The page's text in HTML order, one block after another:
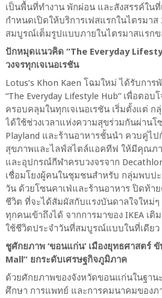
เป็นพื้นที่ทำงาน พักผ่อน และสังสรรค์ในที่
กำหนดเปิดให้บริการเฟสแรกในไตรมาส
สมบูรณ์เต็มรูปแบบภายในไตรมาสแรกข
ปักหมุดแนวคิด “The Everyday
วงจรทุกเจเนอเรชัน
Lotus’s Khon Kaen โฉมใหม่ ได้รับกา
“The Everyday Lifestyle Hub” เพื่อตอบ
ครอบคลุมในทุกเจเนอเรชัน เริ่มตั้งแต่ ก
ได้ใช้ช่วงเวลาแห่งความสุขร่วมกันผ่านโ
Playland และร้านอาหารชั้นนำ ควบคู่ไ
สุขภาพและไลฟ์สไตล์แอคทีฟ ให้มีคุณภ
และอุปกรณ์กีฬาครบวงจรจาก
เชื่อมโยงผู้คนในชุมชนสำหรับ กลุ่มพบป
วัน ด้วยโซนคาเฟ่และร้านอาหาร ปิดท้า
ชีวิต ที่จะได้สัมผัสกับแรงบันดาลใจใหม่
ทุกคนเข้าถึงได้ จากการมาของ IKEA เติ
ใช้ชีวิตประจำวันที่สมบูรณ์แบบในที่เดียว
ชูศักยภาพ ‘ขอนแก่น’ เมืองยุทธศาสตร์ ขั
Mall” ยกระดับเศรษฐกิจภูมิภาค
ด้วยศักยภาพของจังหวัดขอนแก่นในฐาน
ศึกษา การแพทย์ และการคมนาคมของภ